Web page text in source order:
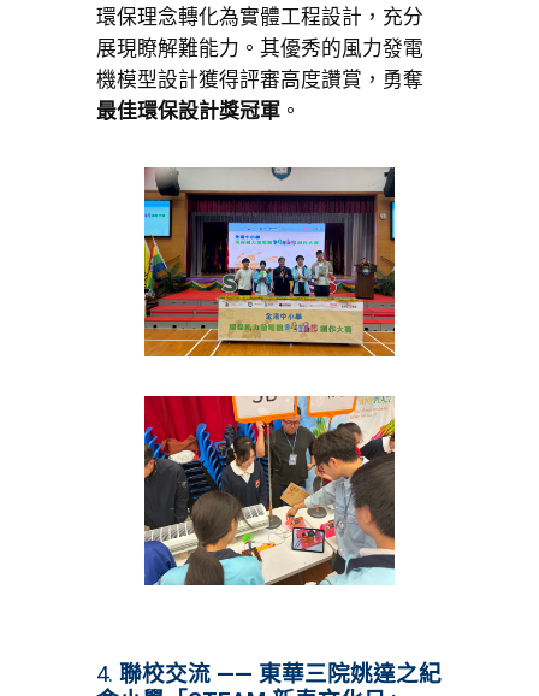
環保理念轉化為實體工程設計，充分
展現瞭解難能力。其優秀的風力發電
機模型設計獲得評審高度讚賞，勇奪
最佳環保設計獎冠軍。
4. 聯校交流 —— 東華三院姚達之紀